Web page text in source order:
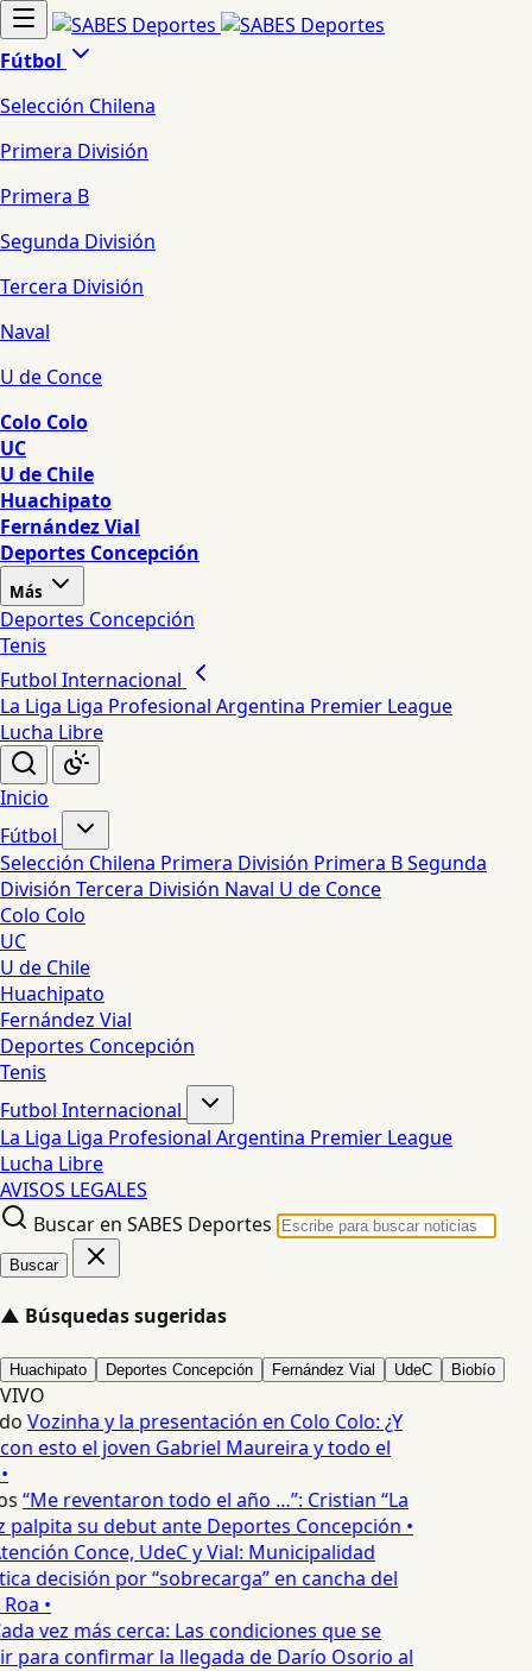
Fútbol
Selección Chilena
Primera División
Primera B
Segunda División
Tercera División
Naval
U de Conce
Colo Colo
UC
U de Chile
Huachipato
Fernández Vial
Deportes Concepción
Más
Deportes Concepción
Tenis
Futbol Internacional
La Liga Liga Profesional Argentina Premier League
Lucha Libre
Inicio
Fútbol
Selección Chilena Primera División Primera BSegunda
División Tercera División Naval U de Conce
Colo Colo
UC
U de Chile
Huachipato
Fernández Vial
Deportes Concepción
Tenis
Futbol Internacional
La Liga Liga Profesional Argentina Premier League
Lucha Libre
AVISOS LEGALES
Buscar en SABES Deportes
Buscar
▲ Búsquedas sugeridas
Huachipato Deportes Concepción Fernández Vial UdeC Biobío
VIVO
Vozinha y la presentación en Colo Colo: ¿Y
esto el joven Gabriel Maureira y todo el
“Me reventaron todo el año …”: Cristian “La
palpita su debut ante Deportes Concepción •
Conce, UdeC y Vial: Municipalidad
decisión por “sobrecarga” en cancha del
•
vez más cerca: Las condiciones que se
para confirmar la llegada de Darío Osorio al